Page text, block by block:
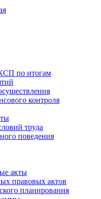
по итогам
контроля
труда
поведения
акты
правовых актов
планирования